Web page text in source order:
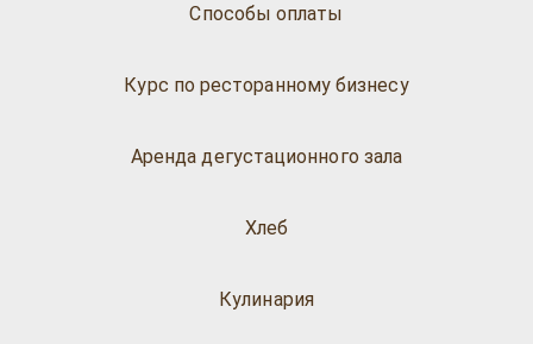
Способы оплаты
Курс по ресторанному бизнесу
Аренда дегустационного зала
Хлеб
Кулинария